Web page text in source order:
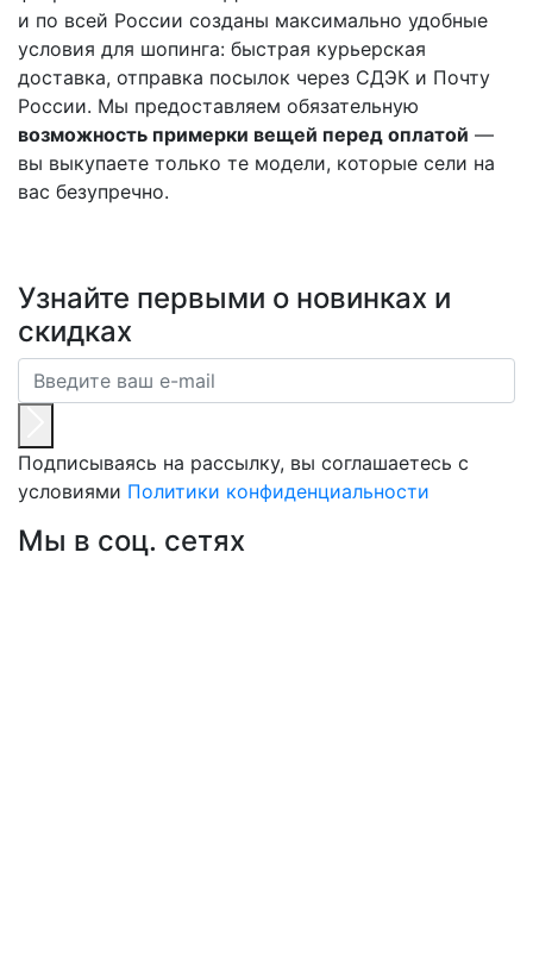
и по всей России созданы максимально удобные
условия для шопинга: быстрая курьерская
доставка, отправка посылок через СДЭК и Почту
России. Мы предоставляем обязательную
возможность примерки вещей перед оплатой —
вы выкупаете только те модели, которые сели на
вас безупречно.
Узнайте первыми о новинках и
скидках
Подписываясь на рассылку, вы соглашаетесь с
условиями Политики конфиденциальности
Мы в соц. сетях